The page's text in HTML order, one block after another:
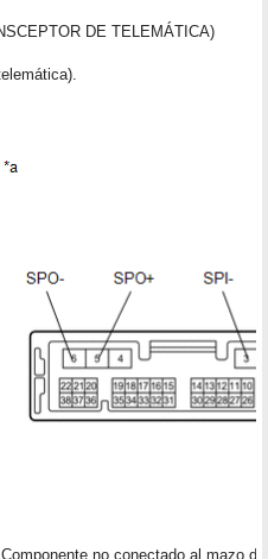
DE TELEMÁTICA)
Componente no conectado al mazo